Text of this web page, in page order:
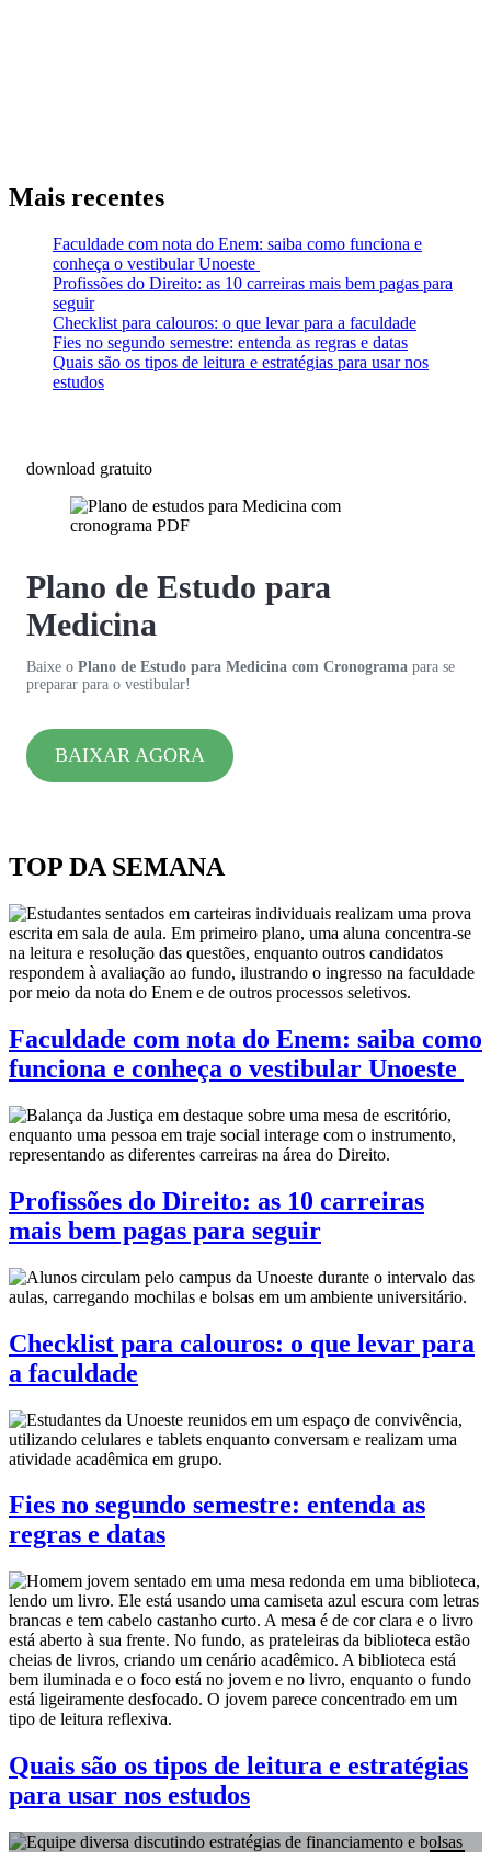
Mais recentes
Faculdade com nota do Enem: saiba como funciona e
conheça o vestibular Unoeste
Profissões do Direito: as 10 carreiras mais bem pagas para
seguir
Checklist para calouros: o que levar para a faculdade
Fies no segundo semestre: entenda as regras e datas
Quais são os tipos de leitura e estratégias para usar nos
estudos
download gratuito
Plano de Estudo para
Medicina
Baixe o Plano de Estudo para Medicina com Cronograma para se
preparar para o vestibular!
BAIXAR AGORA
TOP DA SEMANA
Faculdade com nota do Enem: saiba como
funciona e conheça o vestibular Unoeste
Profissões do Direito: as 10 carreiras
mais bem pagas para seguir
Checklist para calouros: o que levar para
a faculdade
Fies no segundo semestre: entenda as
regras e datas
Quais são os tipos de leitura e estratégias
para usar nos estudos